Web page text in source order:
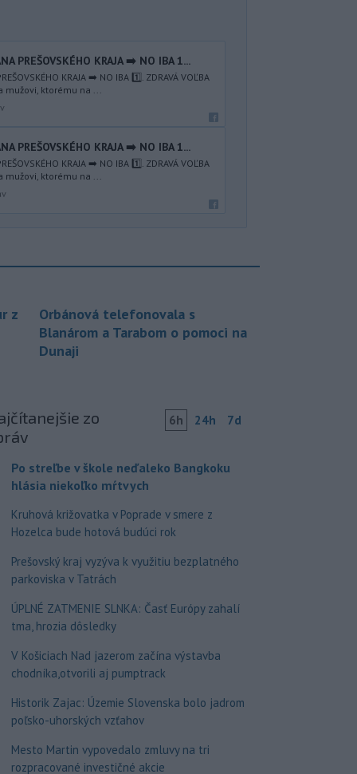
PREŠOVSKÉHO KRAJA ➡️ NO IBA 1️...
KRAJA ➡️ NO IBA 1️⃣. ZDRAVÁ VOĽBA
mužovi, ktorému na ...
PREŠOVSKÉHO KRAJA ➡️ NO IBA 1️...
KRAJA ➡️ NO IBA 1️⃣. ZDRAVÁ VOĽBA
mužovi, ktorému na ...
z
Orbánová telefonovala s
Blanárom a Tarabom o pomoci na
Dunaji
zo
6h 24h 7d
Po streľbe v škole neďaleko Bangkoku
hlásia niekoľko mŕtvych
Kruhová križovatka v Poprade v smere z
Hozelca bude hotová budúci rok
Prešovský kraj vyzýva k využitiu bezplatného
parkoviska v Tatrách
ÚPLNÉ ZATMENIE SLNKA: Časť Európy zahalí
tma, hrozia dôsledky
V Košiciach Nad jazerom začína výstavba
chodníka,otvorili aj pumptrack
Historik Zajac: Územie Slovenska bolo jadrom
poľsko-uhorských vzťahov
Mesto Martin vypovedalo zmluvy na tri
rozpracované investičné akcie